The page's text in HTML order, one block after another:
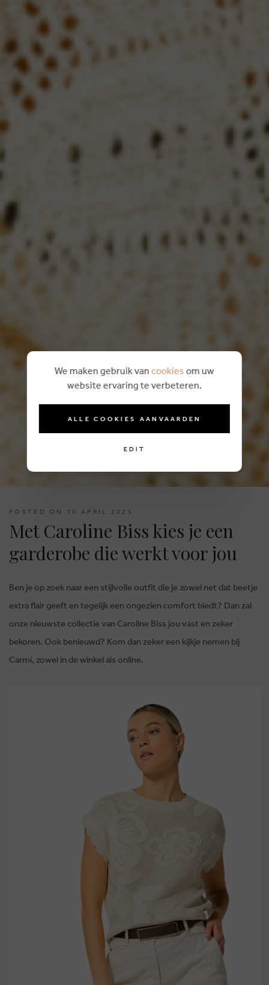
POSTED ON 30 APRIL 2025
Met Caroline Biss kies je een
garderobe die werkt voor jou
Ben je op zoek naar een stijlvolle outfit die je zowel net dat beetje
extra flair geeft en tegelijk een ongezien comfort biedt? Dan zal
onze nieuwste collectie van Caroline Biss jou vast en zeker
bekoren. Ook benieuwd? Kom dan zeker een kijkje nemen bij
Carmi, zowel in de winkel als online.
We maken gebruik van cookies om uw
website ervaring te verbeteren.
ALLE COOKIES AANVAARDEN
EDIT